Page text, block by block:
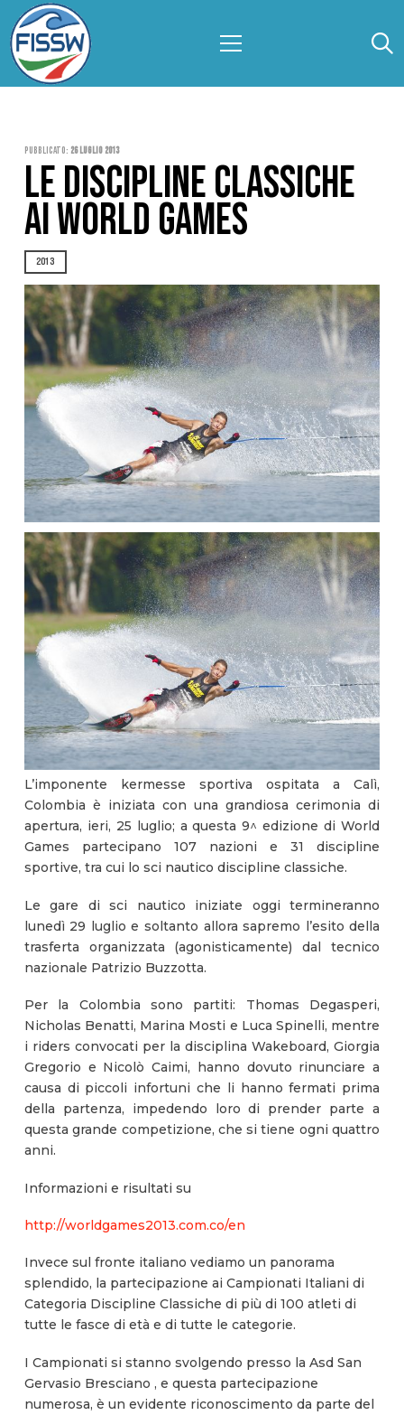
Pubblicato: 26 Luglio 2013
LE DISCIPLINE CLASSICHE
AI WORLD GAMES
2013
L’imponente kermesse sportiva ospitata a Calì,
Colombia è iniziata con una grandiosa cerimonia di
apertura, ieri, 25 luglio; a questa 9^ edizione di World
Games partecipano 107 nazioni e 31 discipline
sportive, tra cui lo sci nautico discipline classiche.
Le gare di sci nautico iniziate oggi termineranno
lunedì 29 luglio e soltanto allora sapremo l’esito della
trasferta organizzata (agonisticamente) dal tecnico
nazionale Patrizio Buzzotta.
Per la Colombia sono partiti: Thomas Degasperi,
Nicholas Benatti, Marina Mosti e Luca Spinelli, mentre
i riders convocati per la disciplina Wakeboard, Giorgia
Gregorio e Nicolò Caimi, hanno dovuto rinunciare a
causa di piccoli infortuni che li hanno fermati prima
della partenza, impedendo loro di prender parte a
questa grande competizione, che si tiene ogni quattro
anni.
Informazioni e risultati su
http://worldgames2013.com.co/en
Invece sul fronte italiano vediamo un panorama
splendido, la partecipazione ai Campionati Italiani di
Categoria Discipline Classiche di più di 100 atleti di
tutte le fasce di età e di tutte le categorie.
I Campionati si stanno svolgendo presso la Asd San
Gervasio Bresciano , e questa partecipazione
numerosa, è un evidente riconoscimento da parte del